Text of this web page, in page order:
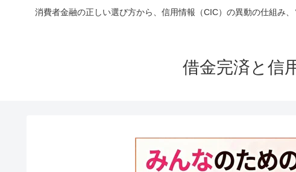
消費者金融の正しい選び方から、信用情報（CIC）の異動の仕組み
借金完済と信